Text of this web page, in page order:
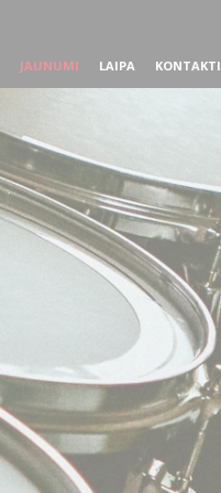
JAUNUMI LAIPA KONTAKTI